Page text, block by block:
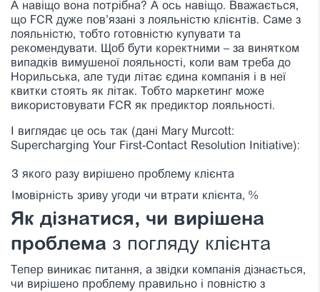
А навіщо вона потрібна? А ось навіщо. Вважається,
що FCR дуже пов’язані з лояльністю клієнтів. Саме з
лояльністю, тобто готовністю купувати та
рекомендувати. Щоб бути коректними – за винятком
випадків вимушеної лояльності, коли вам треба до
Норильська, але туди літає єдина компанія і в неї
квитки стоять як літак. Тобто маркетинг може
використовувати FCR як предиктор лояльності.
І виглядає це ось так (дані Mary Murcott:
Supercharging Your First-Contact Resolution Initiative):
З якого разу вирішено проблему клієнта
Імовірність зриву угоди чи втрати клієнта, %
Як дізнатися, чи вирішена
проблема з погляду клієнта
Тепер виникає питання, а звідки компанія дізнається,
чи вирішено проблему правильно і повністю з